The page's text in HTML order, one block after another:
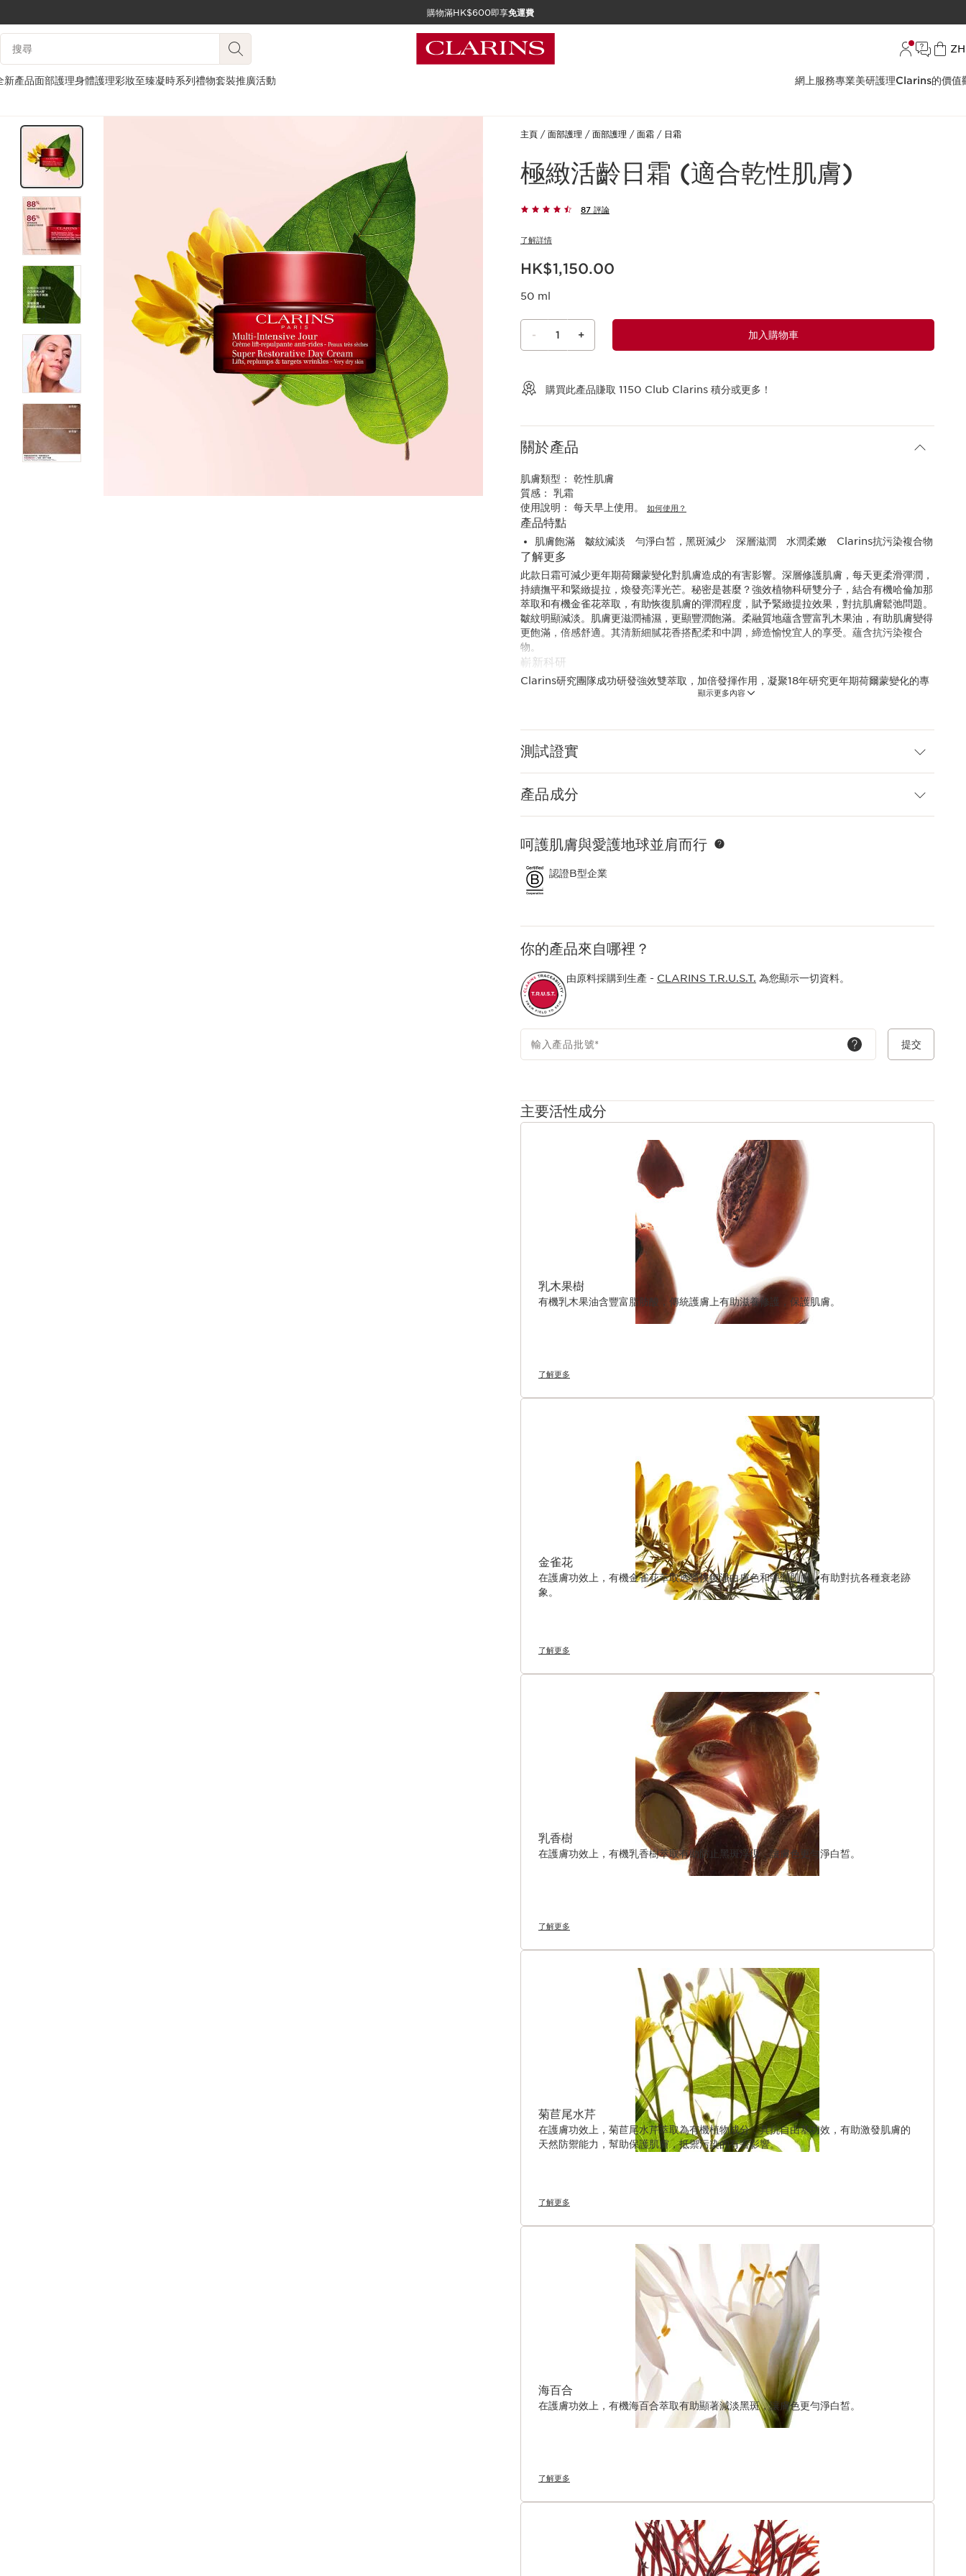
跳至內容
購物滿HK$600即享免運費
搜尋內容說明
語言
ZH
新產品面部護理身體護理彩妝至臻凝時系列禮物套裝推廣活動 網上服務專業美研護理Clarins的價值
主頁 面部護理 面部護理 面霜 日霜
極緻活齡日霜 (適合乾性肌膚)
87 評論
了解詳情
現在價格HK$1,150.00
HK$1,150.00
50 ml
- 1 + 加入購物車
購買此產品賺取 1150 Club Clarins 積分或更多！
關於產品
顯示更多內容
肌膚類型： 乾性肌膚
質感： 乳霜
使用說明： 每天早上使用。 如何使用？
產品特點
肌膚飽滿 皺紋減淡 勻淨白皙，黑斑減少 深層滋潤 水潤柔嫩 Clarins抗污染複合物
了解更多
此款日霜可減少更年期荷爾蒙變化對肌膚造成的有害影響。深層修護肌膚，每天更柔滑彈潤，
持續撫平和緊緻提拉，煥發亮澤光芒。秘密是甚麼？強效植物科研雙分子，結合有機哈倫加那
萃取和有機金雀花萃取，有助恢復肌膚的彈潤程度，賦予緊緻提拉效果，對抗肌膚鬆弛問題。
皺紋明顯減淡。肌膚更滋潤補濕，更顯豐潤飽滿。柔融質地蘊含豐富乳木果油，有助肌膚變得
更飽滿，倍感舒適。其清新細膩花香搭配柔和中調，締造愉悅宜人的享受。蘊含抗污染複合
物。
嶄新科研
Clarins研究團隊成功研發強效雙萃取，加倍發揮作用，凝聚18年研究更年期荷爾蒙變化的專
業知識，成果超卓顯著：以有機哈倫加那萃取，首次與全新抗鬆弛有機金雀花萃取相互結合，
為了全天候好好保護肌膚以抵禦外在環境侵害，其配方富含保護肌膚的植物性角鯊烷和具滋潤
功效的有機乳木果油。
測試證實
產品成分
呵護肌膚與愛護地球並肩而行
認證B型企業
你的產品來自哪裡？
由原料採購到生產 - CLARINS T.R.U.S.T. 為您顯示一切資料。
輸入產品批號* 提交
主要活性成分
乳木果樹
有機乳木果油含豐富脂肪酸，傳統護膚上有助滋養修護，保護肌膚。
了解更多
金雀花
在護膚功效上，有機金雀花萃取透過恢復淨白膚色和彈潤肌膚，有助對抗各種衰老跡
象。
了解更多
乳香樹
在護膚功效上，有機乳香樹萃取有助防止黑斑浮現，讓膚色更勻淨白皙。
了解更多
菊苣尾水芹
在護膚功效上，菊苣尾水芹萃取為有機植物成分，具抗自由基功效，有助激發肌膚的
天然防禦能力，幫助保護肌膚，抵禦污染的有害影響。
了解更多
海百合
在護膚功效上，有機海百合萃取有助顯著減淡黑斑，讓膚色更勻淨白皙。
了解更多